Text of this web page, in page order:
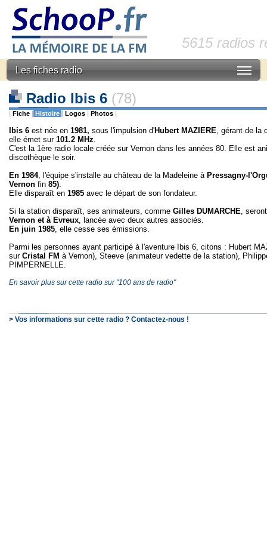
5615 radios
Les fiches radio
Radio Ibis 6 (78)
| Fiche | Histoire | Logos | Photos |
Ibis 6 est née en 1981, sous l'impulsion d'Hubert MAZIERE, gérant de la
elle émet sur 101.2 MHz.
C'est la 1ère radio locale créée sur Vernon dans les années 80. Elle est
discothèque le soir.
En 1984, l'équipe s'installe au château de la Madeleine à Pressagny-
Vernon fin 85).
Elle disparaît en 1985 avec le départ de son fondateur.
Si la station disparaît, ses animateurs, comme Gilles DUMARCHE,
Vernon et à Evreux, lancée avec deux autres associés.
En juin 1985, elle cesse ses émissions.
Parmi les personnes ayant participé à l'aventure Ibis 6, citons : Hubert
sur Cristal FM à Vernon), Steeve (animateur vedette de la station),
PIMPERNELLE.
En savoir plus sur cette radio sur "100 ans de radio"
> Vos informations sur cette radio ? Contactez-nous !